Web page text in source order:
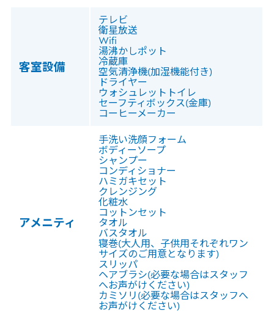
客室設備
テレビ
衛星放送
Wifi
湯沸かしポット
冷蔵庫
空気清浄機(加湿機能付き)
ドライヤー
ウォシュレットトイレ
セーフティボックス(金庫)
コーヒーメーカー
アメニティ
手洗い洗顔フォーム
ボディーソープ
シャンプー
コンディショナー
ハミガキセット
クレンジング
化粧水
コットンセット
タオル
バスタオル
寝巻(大人用、子供用それぞれワン
サイズのご用意となります)
スリッパ
ヘアブラシ(必要な場合はスタッフ
へお声がけください)
カミソリ(必要な場合はスタッフへ
お声がけください)